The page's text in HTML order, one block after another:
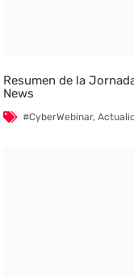
Resumen de la
News
#CyberWebinar,